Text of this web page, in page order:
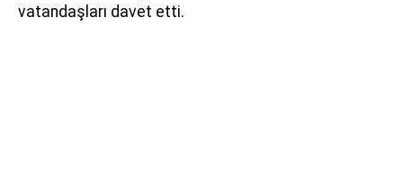
vatandaşları davet etti.